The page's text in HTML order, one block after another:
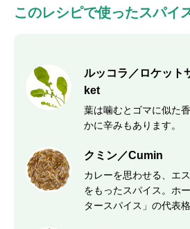
このレシピで使ったスパイ
ルッコラ／ロケット
ket
葉は噛むとゴマに似た
かに辛みもあります。
クミン／Cumin
カレーを思わせる、エ
をもったスパイス。ホ
タースパイス」の代表格